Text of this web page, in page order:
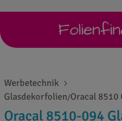
Werbetechnik
Glasdekorfolien/Oracal 8510
Oracal 8510-094